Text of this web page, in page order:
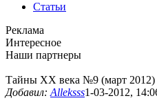
Статьи
Реклама
Интересное
Наши партнеры
Тайны ХХ века №9 (март 2012)
Добавил: Alleksss1-03-2012,